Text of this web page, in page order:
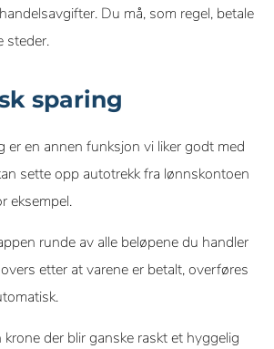
Du må, som regel, betale
steder.
sparing
er en annen funksjon vi liker godt med
sette opp autotrekk fra lønnskontoen
eksempel.
runde av alle beløpene du handler
etter at varene er betalt, overføres
der blir ganske raskt et hyggelig